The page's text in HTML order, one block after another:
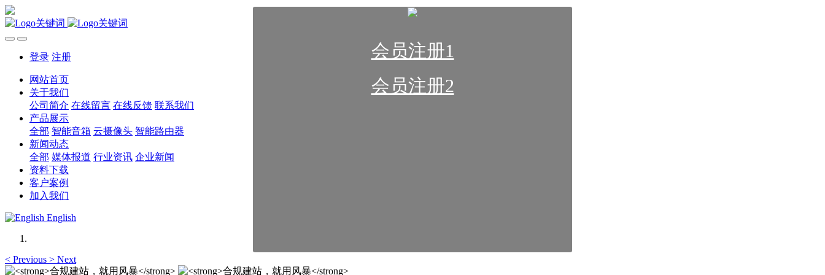
会员注册1
会员注册2
登录 注册
网站首页
关于我们
公司简介 在线留言 在线反馈 联系我们
产品展示
全部 智能音箱 云摄像头 智能路由器
新闻动态
全部 媒体报道 行业资讯 企业新闻
资料下载
客户案例
加入我们
English
< Previous > Next